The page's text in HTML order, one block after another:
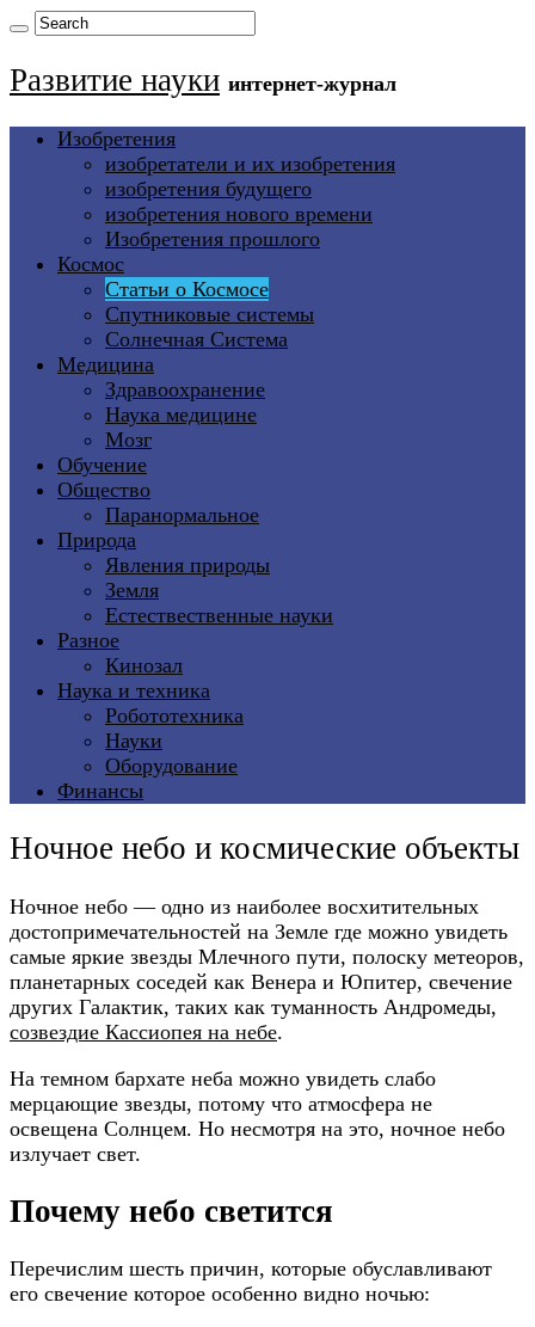
Развитие науки интернет-журнал
Изобретения
изобретатели и их изобретения
изобретения будущего
изобретения нового времени
Изобретения прошлого
Космос
Статьи о Космосе
Спутниковые системы
Солнечная Система
Медицина
Здравоохранение
Наука медицине
Мозг
Обучение
Общество
Паранормальное
Природа
Явления природы
Земля
Естествественные науки
Разное
Кинозал
Наука и техника
Робототехника
Науки
Оборудование
Финансы
Ночное небо и космические объекты
Ночное небо — одно из наиболее восхитительных
достопримечательностей на Земле где можно увидеть
самые яркие звезды Млечного пути, полоску метеоров,
планетарных соседей как Венера и Юпитер, свечение
других Галактик, таких как туманность Андромеды,
созвездие Кассиопея на небе.
На темном бархате неба можно увидеть слабо
мерцающие звезды, потому что атмосфера не
освещена Солнцем. Но несмотря на это, ночное небо
излучает свет.
Почему небо светится
Перечислим шесть причин, которые обуславливают
его свечение которое особенно видно ночью: